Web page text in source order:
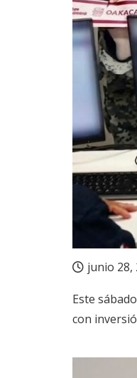
junio 28,
Este
con